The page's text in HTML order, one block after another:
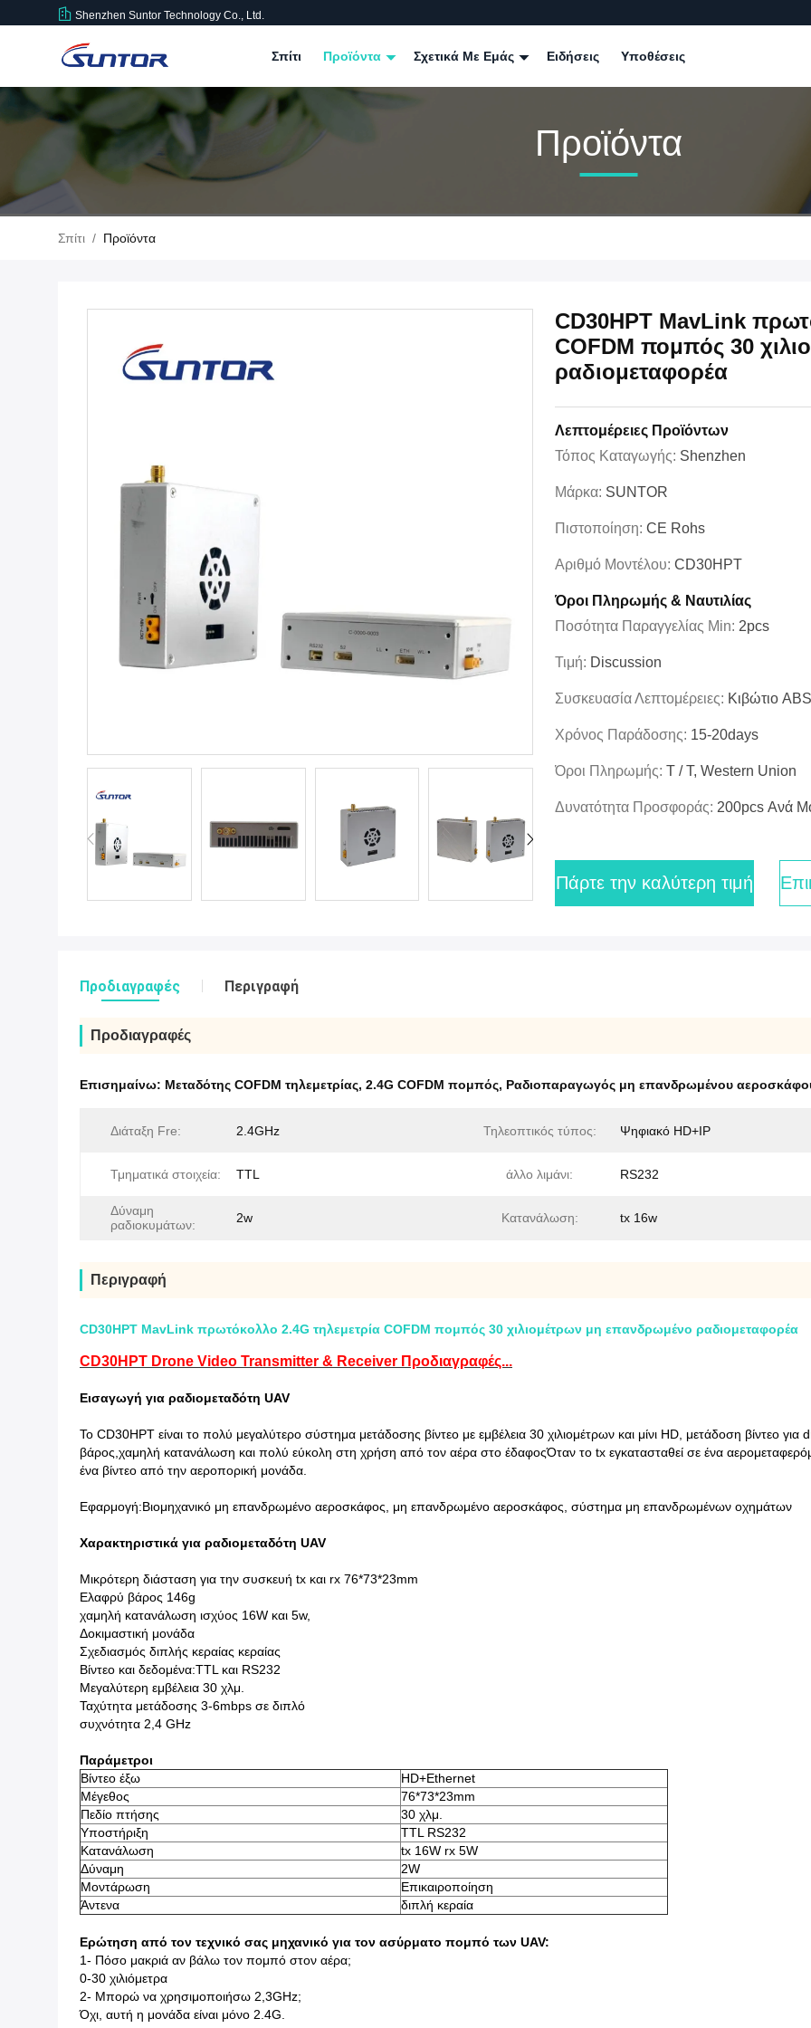
Shenzhen Suntor Technology Co., Ltd.
Σπίτι Προϊόντα Σχετικά Με Εμάς Ειδήσεις Υποθέσεις
Προϊόντα
Σπίτι / Προϊόντα
CD30HPT MavLink
COFDM πομπός 30
ραδιομεταφορέα
Λεπτομέρειες Προϊόντων
Τόπος Καταγωγής: Shenzhen
Μάρκα: SUNTOR
Πιστοποίηση: CE Rohs
Αριθμό Μοντέλου: CD30HPT
Όροι Πληρωμής & Ναυτιλίας
Ποσότητα Παραγγελίας Min: 2pcs
Τιμή: Discussion
Συσκευασία Λεπτομέρειες: Κιβώτιο ABS
Χρόνος Παράδοσης: 15-20days
Όροι Πληρωμής: T / T, Western Union
Δυνατότητα Προσφοράς: 200pcs Ανά
Πάρτε την καλύτερη τιμή
Προδιαγραφές Περιγραφή
Προδιαγραφές
Επισημαίνω: Μεταδότης COFDM τηλεμετρίας, 2.4G COFDM πομπός, Ραδιοπαραγωγός μη επανδρωμένου
Διάταξη Fre: 2.4GHz Τηλεοπτικός τύπος: Ψηφιακό HD+IP
Τμηματικά στοιχεία: TTL άλλο λιμάνι: RS232
Δύναμη
ραδιοκυμάτων:
2w Κατανάλωση: tx 16w
Περιγραφή
CD30HPT MavLink πρωτόκολλο 2.4G τηλεμετρία COFDM πομπός 30 χιλιομέτρων μη επανδρωμένο ραδιομεταφορέα
CD30HPT Drone Video Transmitter & Receiver Προδιαγραφές...
Εισαγωγή για ραδιομεταδότη UAV
Το CD30HPT είναι το πολύ μεγαλύτερο σύστημα μετάδοσης βίντεο με εμβέλεια 30 χιλιομέτρων και μίνι HD, μετάδοση βίντεο
βάρος,χαμηλή κατανάλωση και πολύ εύκολη στη χρήση από τον αέρα στο έδαφοςΌταν το tx εγκατασταθεί σε ένα
ένα βίντεο από την αεροπορική μονάδα.
Εφαρμογή:Βιομηχανικό μη επανδρωμένο αεροσκάφος, μη επανδρωμένο αεροσκάφος, σύστημα μη επανδρωμένων οχημάτων
Χαρακτηριστικά για ραδιομεταδότη UAV
Μικρότερη διάσταση για την συσκευή tx και rx 76*73*23mm
Ελαφρύ βάρος 146g
χαμηλή κατανάλωση ισχύος 16W και 5w,
Δοκιμαστική μονάδα
Σχεδιασμός διπλής κεραίας κεραίας
Βίντεο και δεδομένα:TTL και RS232
Μεγαλύτερη εμβέλεια 30 χλμ.
Ταχύτητα μετάδοσης 3-6mbps σε διπλό
συχνότητα 2,4 GHz
Παράμετροι
Βίντεο έξω
HD+Ethernet
Μέγεθος
76*73*23mm
Πεδίο πτήσης
30 χλμ.
Υποστήριξη
TTL RS232
Κατανάλωση
tx 16W rx 5W
Δύναμη
2W
Μοντάρωση
Επικαιροποίηση
Άντενα
διπλή κεραία
Ερώτηση από τον τεχνικό σας μηχανικό για τον ασύρματο πομπό των UAV:
1- Πόσο μακριά αν βάλω τον πομπό στον αέρα;
0-30 χιλιόμετρα
2- Μπορώ να χρησιμοποιήσω 2,3GHz;
Όχι, αυτή η μονάδα είναι μόνο 2.4G.